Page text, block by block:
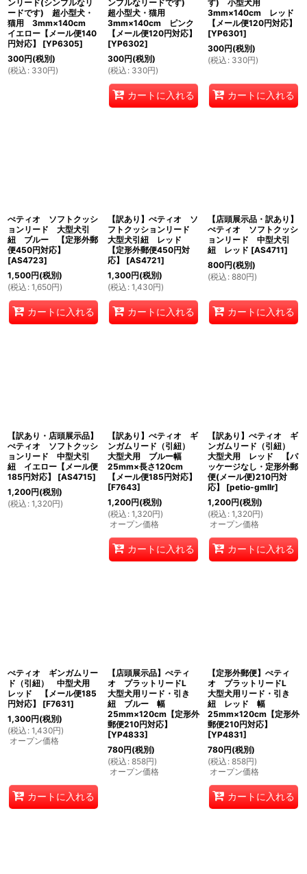
ンリード(シンプルなリ
ードです) 超小型犬・
猫用 3mm×140cm
イエロー【メール便140
円対応】
[YP6305]
300円(税別)
(税込 : 330円)
ンプルなリードです)
超小型犬・猫用
3mm×140cm ピンク
【メール便120円対応】
[YP6302]
300円(税別)
(税込 : 330円)
カートに入れる
す) 小型犬用
3mm×140cm レッド
【メール便120円対応】
[YP6301]
300円(税別)
(税込 : 330円)
カートに入れる
ぺティオ ソフトクッシ
ョンリード 大型犬引
紐 ブルー 【定形外郵
便450円対応】
[AS4723]
1,500円(税別)
(税込 : 1,650円)
カートに入れる
【訳あり】ぺティオ ソ
フトクッションリード
大型犬引紐 レッド
【定形外郵便450円対
応】
[AS4721]
1,300円(税別)
(税込 : 1,430円)
カートに入れる
【店頭展示品・訳あり】
ぺティオ ソフトクッシ
ョンリード 中型犬引
紐 レッド [AS4711]
800円(税別)
(税込 : 880円)
カートに入れる
【訳あり・店頭展示品】
ぺティオ ソフトクッシ
ョンリード 中型犬引
紐 イエロー【メール便
185円対応】
[AS4715]
1,200円(税別)
(税込 : 1,320円)
【訳あり】ぺティオ ギ
ンガムリード（引紐）
大型犬用 ブルー幅
25mm×長さ120cm
【メール便185円対応】
[F7643]
1,200円(税別)
(税込 : 1,320円)
オープン価格
カートに入れる
【訳あり】ぺティオ ギ
ンガムリード（引紐）
大型犬用 レッド 【パ
ッケージなし・定形外郵
便(メール便)210円対
応】
[petio-gmllr]
1,200円(税別)
(税込 : 1,320円)
オープン価格
カートに入れる
ぺティオ ギンガムリー
ド（引紐） 中型犬用
レッド 【メール便185
円対応】
[F7631]
1,300円(税別)
(税込 : 1,430円)
オープン価格
カートに入れる
【店頭展示品】ぺティ
オ プラットリードL
大型犬用リード・引き
紐 ブルー 幅
25mm×120cm【定形外
郵便210円対応】
[YP4833]
780円(税別)
(税込 : 858円)
オープン価格
【定形外郵便】ぺティ
オ プラットリードL
大型犬用リード・引き
紐 レッド 幅
25mm×120cm【定形外
郵便210円対応】
[YP4831]
780円(税別)
(税込 : 858円)
オープン価格
カートに入れる